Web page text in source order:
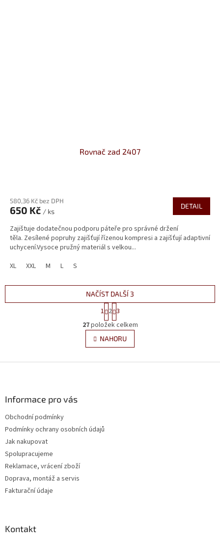
Rovnač zad 2407
580,36 Kč bez DPH
650 Kč / ks
DETAIL
Zajištuje dodatečnou podporu páteře pro správné držení
těla. Zesílené popruhy zajišťují řízenou kompresi a zajišťují adaptivní
uchycení.Vysoce pružný materiál s velkou...
XL
XXL M L S
O
v
l
á
NAČÍST DALŠÍ 3
S
t
r
á
n
k
v
1 2 3
27položek celkem
NAHORU
Informace pro vás
Obchodní podmínky
Podmínky ochrany osobních údajů
Jak nakupovat
Spolupracujeme
Reklamace, vrácení zboží
Doprava, montáž a servis
Fakturační údaje
Kontakt